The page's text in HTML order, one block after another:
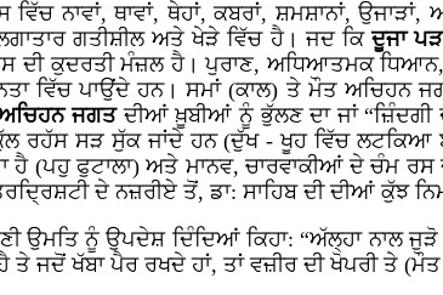
ਵਿੱਚ ਨਾਵਾਂ, ਥਾਵਾਂ, ਥੇਹਾਂ, ਕਬਰਾਂ, ਸ਼ਮਸ਼ਾਨਾਂ,
ਗਤੀਸ਼ੀਲ ਅਤੇ ਖੇੜੇ ਵਿੱਚ ਹੈ। ਜਦ ਕਿਦੂਜਾ
ਦੀ ਕੁਦਰਤੀ ਮੰਜ਼ਲ ਹੈ। ਪੁਰਾਣ, ਅਧਿਆਤਮਕ
ਵਿੱਚ ਪਾਉਂਦੇ ਹਨ। ਸਮਾਂ (ਕਾਲ) ਤੇ ਮੌਤ ਅਚਿਹਨ
ਜਗਤਦੀਆਂ ਖ਼ੂਬੀਆਂ ਨੂੰ ਭੁੱਲਣ ਦਾ ਜਾਂ “ਜ਼ਿੰਦਗੀ
ਰਹੱਸ ਸੜ ਸੁੱਕ ਜਾਂਦੇ ਹਨ (ਦੁੱਖ - ਖੂਹ ਵਿੱਚ ਲਟਕਿਆ
ਹੈ (ਪਹੁ ਫੁਟਾਲਾ) ਅਤੇ ਮਾਨਵ, ਚਾਰਵਾਕੀਆਂ ਦੇ ਚੰਮ
ਦੇ ਨਜ਼ਰੀਏ ਤੋਂ, ਡਾ: ਸਾਹਿਬ ਦੀ ਦੀਆਂ ਕੁੱਝ
ਉਮਤਿ ਨੂੰ ਉਪਦੇਸ਼ ਦਿੰਦਿਆਂ ਕਿਹਾ: “ਅੱਲ੍ਹਾ ਨਾਲ
ਤੇ ਜਦੋਂ ਖੱਬਾ ਪੈਰ ਰਖਦੇ ਹਾਂ, ਤਾਂ ਵਜ਼ੀਰ ਦੀ ਖੋਪਰੀ ਤੇ